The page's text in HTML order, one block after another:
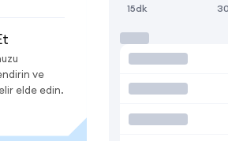
ve
elde edin.
15dk